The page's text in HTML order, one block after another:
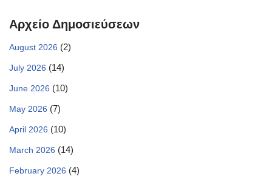
Αρχείο Δημοσιεύσεων
August 2026 (2)
July 2026 (14)
June 2026 (10)
May 2026 (7)
April 2026 (10)
March 2026 (14)
February 2026 (4)